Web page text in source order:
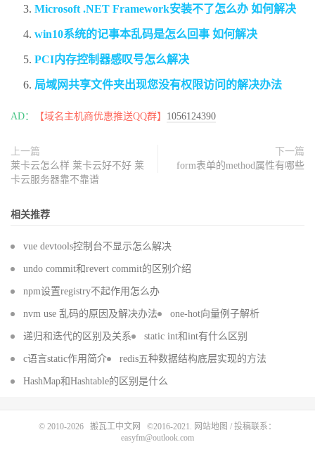
Microsoft .NET Framework安装不了怎么办 如何解决
win10系统的记事本乱码是怎么回事 如何解决
PCI内存控制器感叹号怎么解决
局域网共享文件夹出现您没有权限访问的解决办法
AD： 【域名主机商优惠推送QQ群】 1056124390
上一篇
莱卡云怎么样 莱卡云好不好 莱
卡云服务器靠不靠谱
下一篇
form表单的method属性有哪些
相关推荐
vue devtools控制台不显示怎么解决
undo commit和revert commit的区别介绍
npm设置registry不起作用怎么办
nvm use 乱码的原因及解决办法 one-hot向量例子解析
递归和迭代的区别及关系 static int和int有什么区别
c语言static作用简介 redis五种数据结构底层实现的方法
HashMap和Hashtable的区别是什么
© 2010-2026 搬瓦工中文网 ©2016-2021. 网站地图 / 投稿联系：
easyfm@outlook.com